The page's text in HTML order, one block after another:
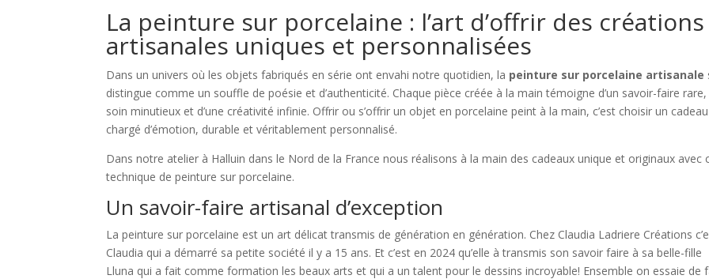
La peinture sur porcelaine : l’art d’offrir des créations
artisanales uniques et personnalisées
Dans un univers où les objets fabriqués en série ont envahi notre quotidien, la peinture sur porcelaine artisanale
distingue comme un souffle de poésie et d’authenticité. Chaque pièce créée à la main témoigne d’un savoir-faire rare,
soin minutieux et d’une créativité infinie. Offrir ou s’offrir un objet en porcelaine peint à la main, c’est choisir un cadeau
chargé d’émotion, durable et véritablement personnalisé.
Dans notre atelier à Halluin dans le Nord de la France nous réalisons à la main des cadeaux unique et originaux avec
technique de peinture sur porcelaine.
Un savoir-faire artisanal d’exception
La peinture sur porcelaine est un art délicat transmis de génération en génération. Chez Claudia Ladriere Créations
Claudia qui a démarré sa petite société il y a 15 ans. Et c’est en 2024 qu’elle à transmis son savoir faire à sa belle-fille
Lluna qui a fait comme formation les beaux arts et qui a un talent pour le dessins incroyable! Ensemble on essaie de